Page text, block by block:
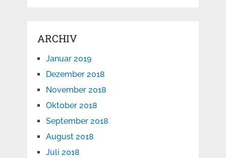
ARCHIV
Januar 2019
Dezember 2018
November 2018
Oktober 2018
September 2018
August 2018
Juli 2018